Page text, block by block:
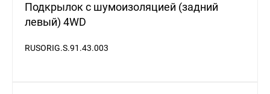
Подкрылок с шумоизоляцией (задний
левый) 4WD
RUSORIG.S.91.43.003